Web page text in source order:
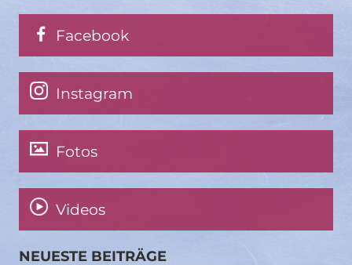
Facebook
Instagram
Fotos
Videos
NEUESTE BEITRÄGE